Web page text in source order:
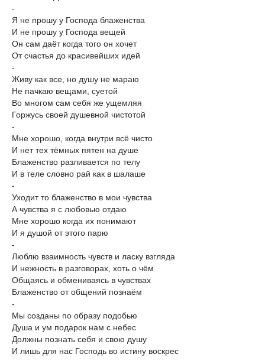
-
Я не прошу у Господа блаженства
И не прошу у Господа вещей
Он сам даёт когда того он хочет
От счастья до красивейших идей
-
Живу как все, но душу не мараю
Не пачкаю вещами, суетой
Во многом сам себя же ущемляя
Горжусь своей душевной чистотой
-
Мне хорошо, когда внутри всё чисто
И нет тех тёмных пятен на душе
Блаженство разливается по телу
И в теле словно рай как в шалаше
-
Уходит то блаженство в мои чувства
А чувства я с любовью отдаю
Мне хорошо когда их понимают
И я душой от этого парю
-
Люблю взаимность чувств и ласку взгляда
И нежность в разговорах, хоть о чём
Общаясь и обмениваясь в чувствах
Блаженство от общений познаём
-
Мы созданы по образу подобью
Душа и ум подарок нам с небес
Должны познать себя и свою душу
И лишь для нас Господь во истину воскрес